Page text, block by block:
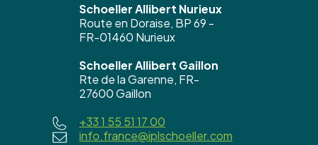
Schoeller Allibert Nurieux
Route en Doraise, BP 69 -
FR-01460 Nurieux
Schoeller Allibert Gaillon
Rte de la Garenne, FR-
27600 Gaillon
+33 1 55 51 17 00
info.france@iplschoeller.com